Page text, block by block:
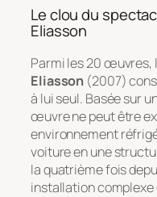
Le clou du
Eliasson
Parmi les 20 œuvres,
Eliasson (2007)
à lui seul. Basée sur
œuvre ne peut être
environnement
voiture en une
la quatrième fois
installation complexe